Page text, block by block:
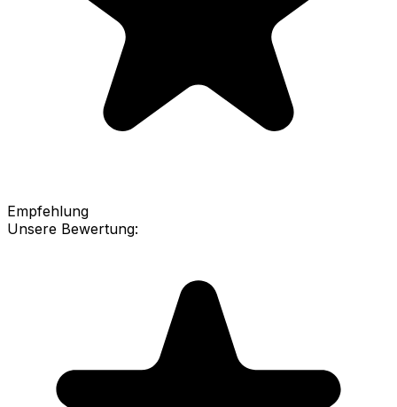
Empfehlung
Unsere Bewertung: